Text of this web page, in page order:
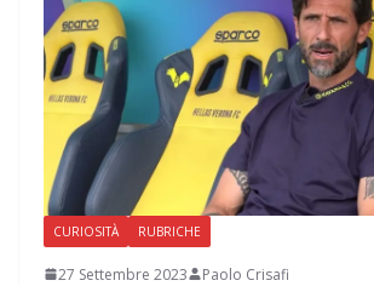
CURIOSITÀ RUBRICHE
27 Settembre 2023 Paolo Crisafi